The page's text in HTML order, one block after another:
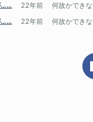
……
22年前
何故かでき
……
22年前 何故かでき